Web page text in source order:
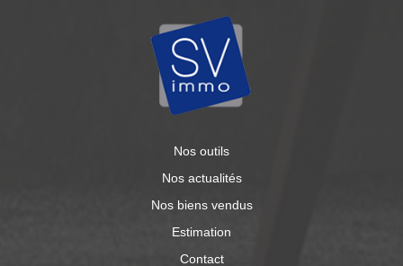
Nos outils
Nos actualités
Nos biens vendus
Estimation
Contact